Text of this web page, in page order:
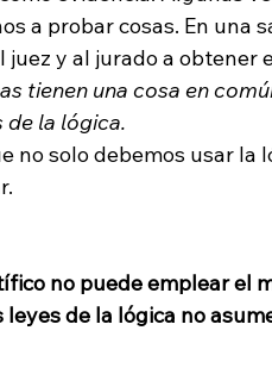
a probar cosas. En una
y al jurado a obtener
tienen una cosa en
de la lógica.
no solo debemos usar la
no puede emplear el
leyes de la lógica no